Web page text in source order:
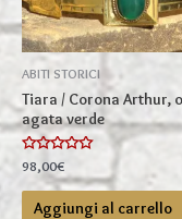
pagina
del
prodotto
ABITI STORICI
Tiara / Corona Arthur,
agata verde
Valutato
0
su
98,00€
Aggiungi al carrello